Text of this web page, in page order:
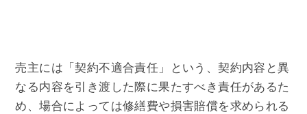
売主には「契約不適合責任」という、契約内容と異
なる内容を引き渡した際に果たすべき責任があるた
め、場合によっては修繕費や損害賠償を求められる